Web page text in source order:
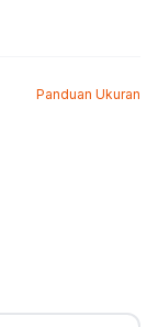
Panduan Ukuran